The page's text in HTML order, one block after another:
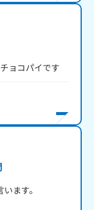
ョコパイです
ます。